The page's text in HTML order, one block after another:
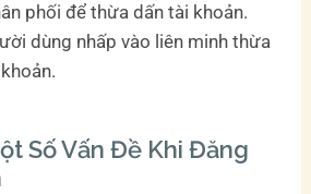
phối để thừa dấn tài khoản.
dùng nhấp vào liên minh thừa
Số Vấn Đề Khi Đăng